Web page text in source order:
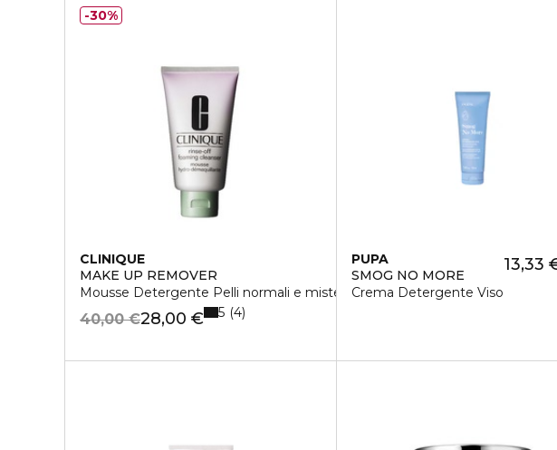
CLINIQUE
MAKE UP REMOVER
Mousse Detergente Pelli normali e miste
28,00 €
40,00 € 5 4
30%
PUPA
SMOG NO MORE
Crema Detergente Viso
13,33